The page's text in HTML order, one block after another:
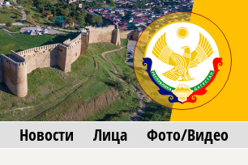
Новости Лица Фото/Видео